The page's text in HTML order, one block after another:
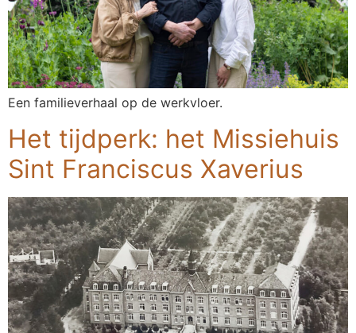
Een familieverhaal op de werkvloer.
Het tijdperk: het Missiehuis
Sint Franciscus Xaverius